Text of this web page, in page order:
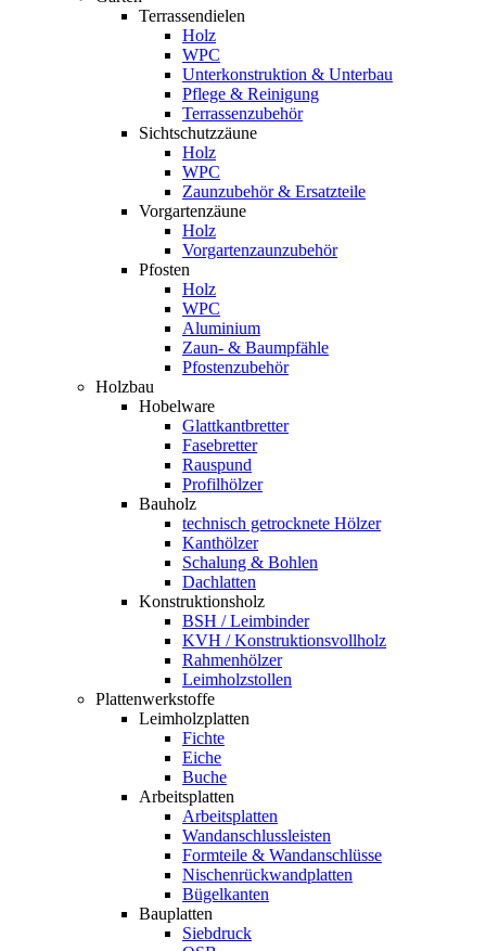
Terrassendielen
Holz
WPC
Unterkonstruktion & Unterbau
Pflege & Reinigung
Terrassenzubehör
Sichtschutzzäune
Holz
WPC
Zaunzubehör & Ersatzteile
Vorgartenzäune
Holz
Vorgartenzaunzubehör
Pfosten
Holz
WPC
Aluminium
Zaun- & Baumpfähle
Pfostenzubehör
Holzbau
Hobelware
Glattkantbretter
Fasebretter
Rauspund
Profilhölzer
Bauholz
technisch getrocknete Hölzer
Kanthölzer
Schalung & Bohlen
Dachlatten
Konstruktionsholz
BSH / Leimbinder
KVH / Konstruktionsvollholz
Rahmenhölzer
Leimholzstollen
Plattenwerkstoffe
Leimholzplatten
Fichte
Eiche
Buche
Arbeitsplatten
Arbeitsplatten
Wandanschlussleisten
Formteile & Wandanschlüsse
Nischenrückwandplatten
Bügelkanten
Bauplatten
Siebdruck